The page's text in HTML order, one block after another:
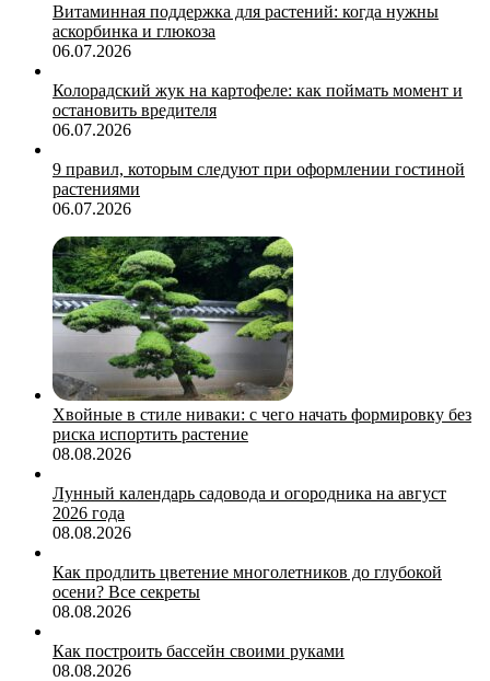
Витаминная поддержка для растений: когда нужны
аскорбинка и глюкоза
06.07.2026
Колорадский жук на картофеле: как поймать момент и
остановить вредителя
06.07.2026
9 правил, которым следуют при оформлении гостиной
растениями
06.07.2026
Хвойные в стиле ниваки: с чего начать формировку без
риска испортить растение
08.08.2026
Лунный календарь садовода и огородника на август
2026 года
08.08.2026
Как продлить цветение многолетников до глубокой
осени? Все секреты
08.08.2026
Как построить бассейн своими руками
08.08.2026